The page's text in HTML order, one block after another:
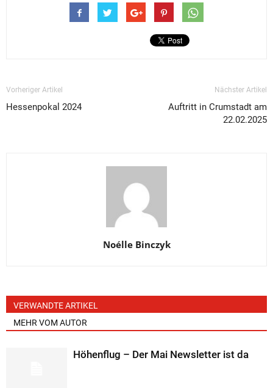
Vorheriger Artikel
Hessenpokal 2024
Nächster Artikel
Auftritt in Crumstadt am
22.02.2025
Noélle Binczyk
VERWANDTE ARTIKEL
MEHR VOM AUTOR
Höhenflug – Der Mai Newsletter ist da